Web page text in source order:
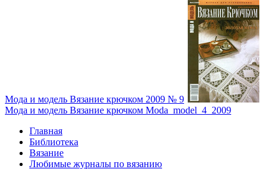
Мода и модель Вязание крючком 2009 № 9
Мода и модель Вязание крючком Moda_model_4_2009
Главная
Библиотека
Вязание
Любимые журналы по вязанию